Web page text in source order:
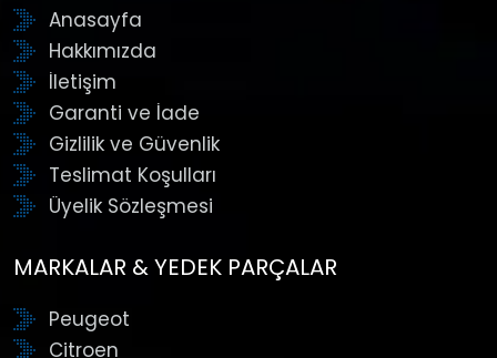
Anasayfa
Hakkımızda
İletişim
Garanti ve İade
Gizlilik ve Güvenlik
Teslimat Koşulları
Üyelik Sözleşmesi
MARKALAR & YEDEK PARÇALAR
Peugeot
Citroen